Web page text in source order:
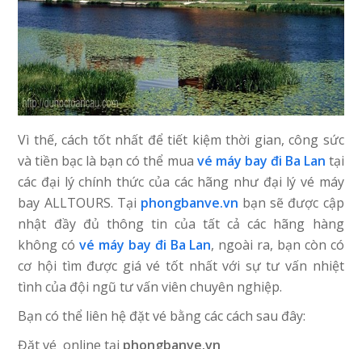
Vì thế, cách tốt nhất để tiết kiệm thời gian, công sức
và tiền bạc là bạn có thể mua vé máy bay đi Ba Lan tại
các đại lý chính thức của các hãng như đại lý vé máy
bay ALLTOURS. Tại phongbanve.vn bạn sẽ được cập
nhật đầy đủ thông tin của tất cả các hãng hàng
không cóvé máy bay đi Ba Lan, ngoài ra, bạn còn có
cơ hội tìm được giá vé tốt nhất với sự tư vấn nhiệt
tình của đội ngũ tư vấn viên chuyên nghiệp.
Bạn có thể liên hệ đặt vé bằng các cách sau đây:
Đặt vé online tại phongbanve.vn